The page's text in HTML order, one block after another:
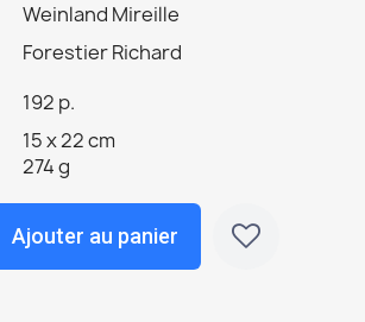
Weinland Mireille
Forestier Richard
192 p.
15 x 22 cm
274 g
Ajouter au panier